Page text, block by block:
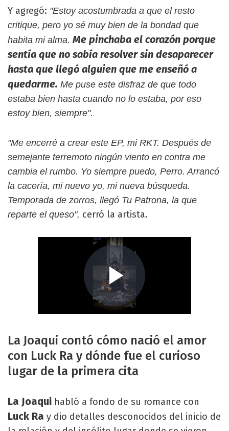
Y agregó: "Estoy acostumbrada a que el resto
critique, pero yo sé muy bien de la bondad que
habita mi alma. Me pinchaba el corazón porque
sentía que no sabía resolver sin desaparecer
hasta que llegó alguien que me enseñó a
quedarme. Me puse este disfraz de que todo
estaba bien hasta cuando no lo estaba, por eso
estoy bien, siempre".
"Me encerré a crear este EP, mi RKT. Después de
semejante terremoto ningún viento en contra me
cambia el rumbo. Yo siempre puedo, Perro. Arrancó
la cacería, mi nuevo yo, mi nueva búsqueda.
Temporada de zorros, llegó Tu Patrona, la que
reparte el queso", cerró la artista.
La Joaqui contó cómo nació el amor
con Luck Ra y dónde fue el curioso
lugar de la primera cita
La Joaqui habló a fondo de su romance con
Luck Ra y dio detalles desconocidos del inicio de